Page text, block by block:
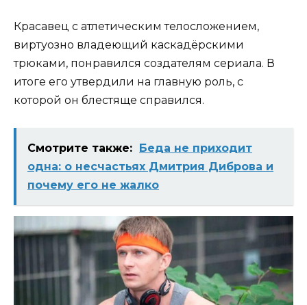
Красавец с атлетическим телосложением,
виртуозно владеющий каскадёрскими
трюками, понравился создателям сериала. В
итоге его утвердили на главную роль, с
которой он блестяще справился.
Смотрите также:
Беда не приходит
одна: о несчастьях Дмитрия Диброва и
почему его не жалко